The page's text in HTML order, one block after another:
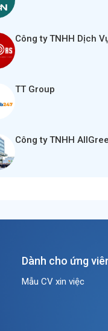
Công ty TNHH Dịch
TT Group
Công ty TNHH
Dành cho ứng
Mẫu CV xin việc